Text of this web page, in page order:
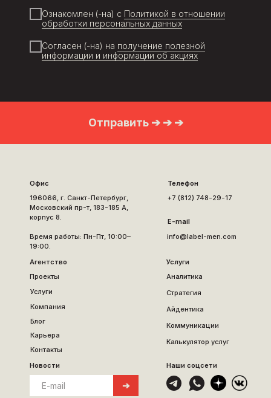
Ознакомлен (-на) с Политикой в отношении
обработки персональных данных
Согласен (-на) на получение полезной
информации и информации об акциях
Отправить ➔ ➔ ➔
Офис
196066, г. Санкт-Петербург,
Московский пр-т, 183-185 А,
корпус 8.
Время работы: Пн-Пт, 10:00–
19:00.
Агентство
Проекты
Услуги
Компания
Блог
Карьера
Контакты
Услуги
Новости Наши соцсети
Аналитика
Стратегия
Айдентика
Коммуникации
Калькулятор услуг
Телефон
+7 (812) 748-29-17
E-mail
info@label-men.com
➔